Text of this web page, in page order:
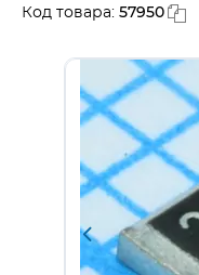
Код товара: 57950